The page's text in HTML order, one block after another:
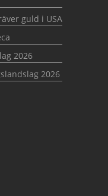
guld i USA
2026
2026